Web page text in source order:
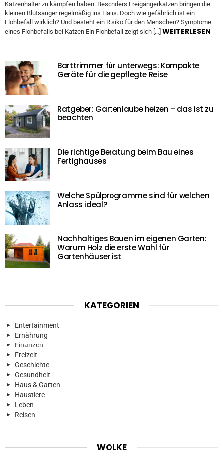
Katzenhalter zu kämpfen haben. Besonders Freigängerkatzen bringen die
kleinen Blutsauger regelmäßig ins Haus. Doch wie gefährlich ist ein
Flohbefall wirklich? Und besteht ein Risiko für den Menschen? Symptome
eines Flohbefalls bei Katzen Ein Flohbefall zeigt sich […] WEITERLESEN
Barttrimmer für unterwegs: Kompakte
Geräte für die gepflegte Reise
Ratgeber: Gartenlaube heizen – das ist zu
beachten
Die richtige Beratung beim Bau eines
Fertighauses
Welche Spülprogramme sind für welchen
Anlass ideal?
Nachhaltiges Bauen im eigenen Garten:
Warum Holz die erste Wahl für
Gartenhäuser ist
KATEGORIEN
Entertainment
Ernährung
Finanzen
Freizeit
Geschichte
Gesundheit
Haus & Garten
Haustiere
Leben
Reisen
WOLKE